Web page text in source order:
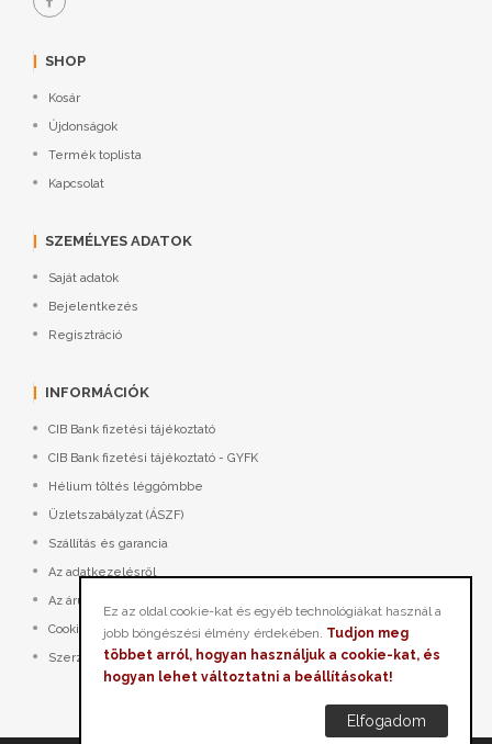
SHOP
Kosár
Újdonságok
Termék toplista
Kapcsolat
SZEMÉLYES ADATOK
Saját adatok
Bejelentkezés
Regisztráció
INFORMÁCIÓK
CIB Bank fizetési tájékoztató
CIB Bank fizetési tájékoztató - GYFK
Hélium töltés léggömbbe
Üzletszabályzat (ÁSZF)
Szállítás és garancia
Az adatkezelésről
Az áruház kezelése
Cookie-k (sütik) kezelése
Szerzői jogok
Ez az oldal cookie-kat és egyéb technológiákat használ a
jobb böngészési élmény érdekében. Tudjon meg
többet arról, hogyan használjuk a cookie-kat, és
hogyan lehet változtatni a beállításokat!